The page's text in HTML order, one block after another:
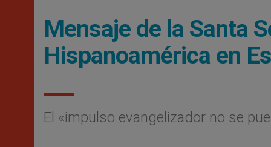
Mensaje de la Santa
Hispanoamérica en
El «impulso evangelizador no se